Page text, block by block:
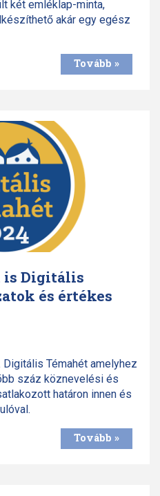
két emléklap-minta,
akár egy egész
Tovább »
is Digitális
és értékes
Témahét amelyhez
száz köznevelési és
határon innen és
Tovább »